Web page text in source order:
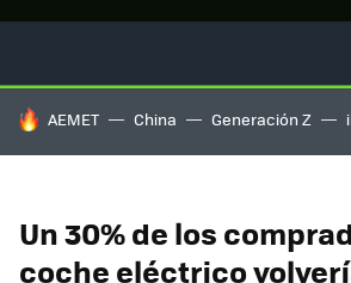
HOY SE HABLA DE
AEMET China Generación Z
Un 30% de los
coche eléctrico